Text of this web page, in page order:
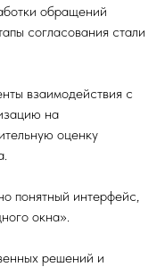
обращений
согласования стали
взаимодействия с
на
оценку
понятный интерфейс,
окна».
решений и